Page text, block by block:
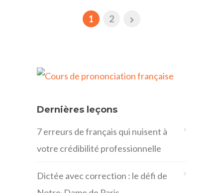
1 2
Dernières leçons
7 erreurs de français qui nuisent à
votre crédibilité professionnelle
Dictée avec correction : le défi de